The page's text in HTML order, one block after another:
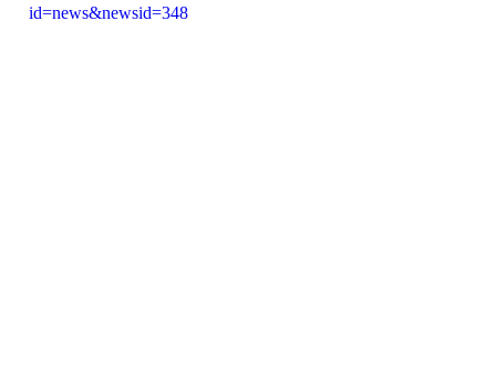
id=news&newsid=348